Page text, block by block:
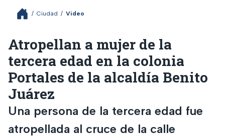
/ Ciudad / Video
Atropellan a mujer de la
tercera edad en la colonia
Portales de la alcaldía Benito
Juárez
Una persona de la tercera edad fue
atropellada al cruce de la calle